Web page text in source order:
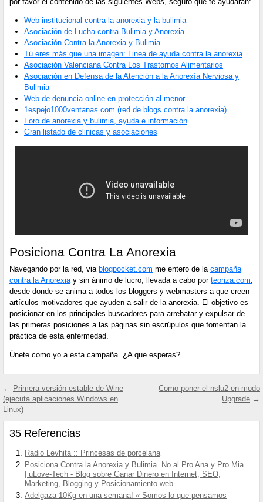
Web institucional contra la anorexia y la bulimia
Asociación de Lucha contra Bulimia y Anorexia
Asociación Contra la Anorexia y Bulimia
Tú eres más que una imagen: Linea de ayuda contra la anorexia
Asociación Valenciana Contra Los Trastornos Alimentarios
Asociación en Defensa de la Atención a la Anorexía Nerviosa y
Bulimia
Web de denuncia online en protección al menor
1espejo1000ventanas.com (red de blogs contra la anorexia)
Foro de anorexia y bulimia, ayuda e información
Gran listado de clinicas y asociaciones
Posiciona Contra La Anorexia
Navegando por la red, via blogpocket.com me entero de la campaña
contra la Anorexiay sin ánimo de lucro, llevada a cabo por teoriza.com,
desde donde se anima a todos los bloggers y webmasters a que creen
artículos motivadores que ayuden a salir de la anorexia. El objetivo es
posicionar en los principales buscadores para arrebatar y expulsar de
las primeras posiciones a las páginas sin escrúpulos que fomentan la
práctica de esta enfermedad.
Únete como yo a esta campaña. ¿A que esperas?
← Primera versión estable de Wine
(ejecuta aplicaciones Windows en
Linux)
Como poner el nslu2 en modo
Upgrade →
35 Referencias
Radio Levhita :: Princesas de porcelana
Posiciona Contra la Anorexia y Bulimia. No al Pro Ana y Pro Mia
| uLove-Tech - Blog sobre Ganar Dinero en Internet, SEO,
Marketing, Blogging y Posicionamiento web
Adelgaza 10Kg en una semana! « Somos lo que pensamos